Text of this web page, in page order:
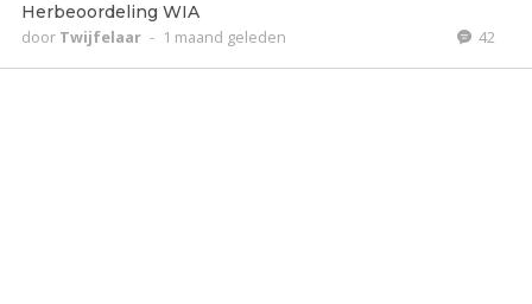
Herbeoordeling WIA
door Twijfelaar - 1 maand geleden 42